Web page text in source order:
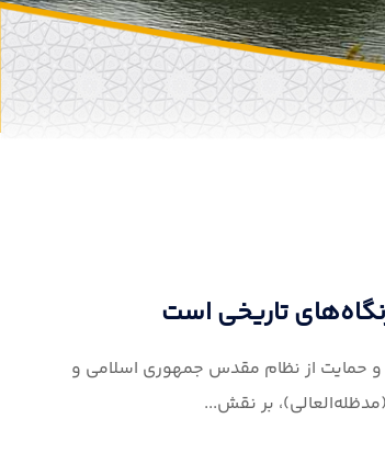
تاریخی است
و حمایت از نظام مقدس جمهوری اسلامی و
بر نقش...